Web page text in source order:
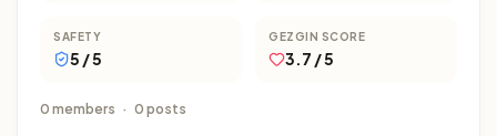
SAFETY
5 / 5
GEZGIN SCORE
3.7 / 5
0 members · 0 posts